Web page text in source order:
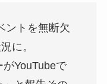
ントを無断欠
に。
YouTubeで